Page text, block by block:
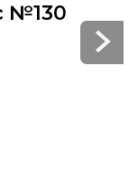
№130